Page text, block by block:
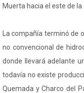
Muerta hacia el este de
La compañía terminó
no convencional de
donde llevará adelante
todavía no existe
Quemada y Charco del